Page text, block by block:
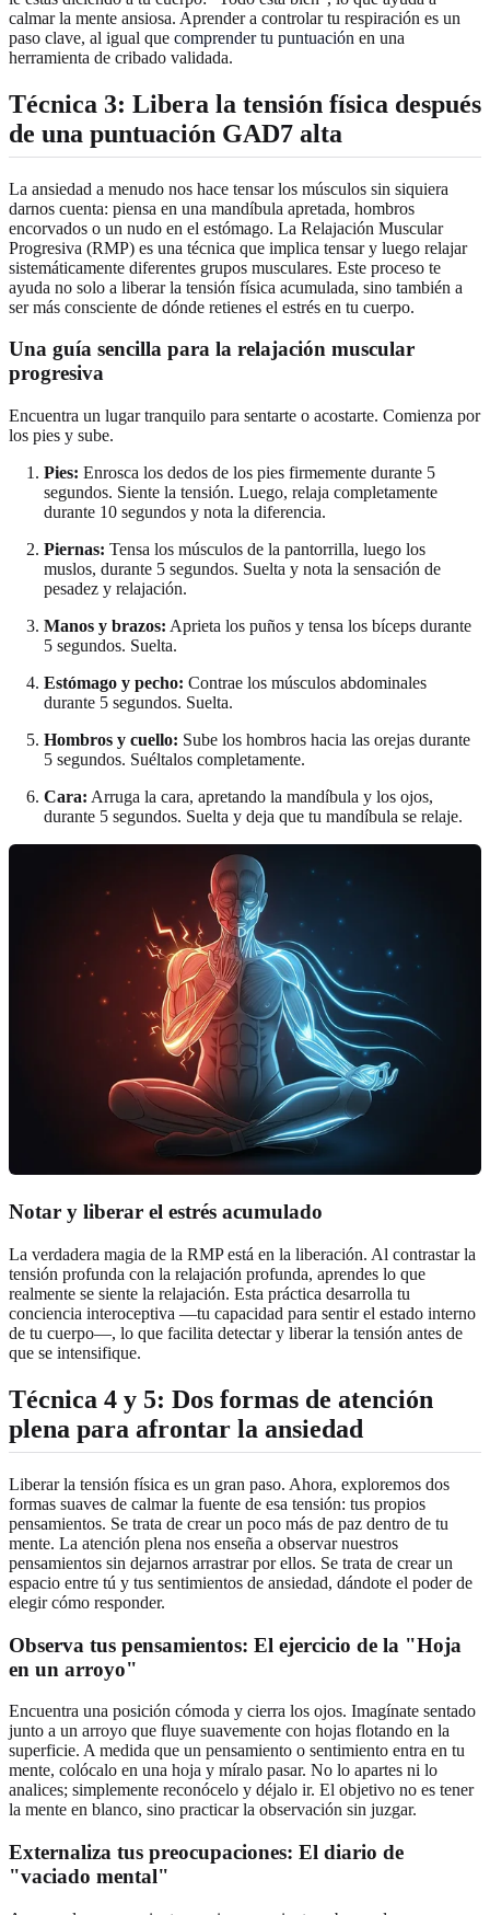
calmar la mente ansiosa. Aprender a controlar tu respiración es un
paso clave, al igual que comprender tu puntuación en una
herramienta de cribado validada.
Técnica 3: Libera la tensión física después
de una puntuación GAD7 alta
La ansiedad a menudo nos hace tensar los músculos sin siquiera
darnos cuenta: piensa en una mandíbula apretada, hombros
encorvados o un nudo en el estómago. La Relajación Muscular
Progresiva (RMP) es una técnica que implica tensar y luego relajar
sistemáticamente diferentes grupos musculares. Este proceso te
ayuda no solo a liberar la tensión física acumulada, sino también a
ser más consciente de dónde retienes el estrés en tu cuerpo.
Una guía sencilla para la relajación muscular
progresiva
Encuentra un lugar tranquilo para sentarte o acostarte. Comienza por
los pies y sube.
Pies: Enrosca los dedos de los pies firmemente durante 5
segundos. Siente la tensión. Luego, relaja completamente
durante 10 segundos y nota la diferencia.
Piernas: Tensa los músculos de la pantorrilla, luego los
muslos, durante 5 segundos. Suelta y nota la sensación de
pesadez y relajación.
Manos y brazos: Aprieta los puños y tensa los bíceps durante
5 segundos. Suelta.
Estómago y pecho: Contrae los músculos abdominales
durante 5 segundos. Suelta.
Hombros y cuello: Sube los hombros hacia las orejas durante
5 segundos. Suéltalos completamente.
Cara: Arruga la cara, apretando la mandíbula y los ojos,
durante 5 segundos. Suelta y deja que tu mandíbula se relaje.
Notar y liberar el estrés acumulado
La verdadera magia de la RMP está en la liberación. Al contrastar la
tensión profunda con la relajación profunda, aprendes lo que
realmente se siente la relajación. Esta práctica desarrolla tu
conciencia interoceptiva —tu capacidad para sentir el estado interno
de tu cuerpo—, lo que facilita detectar y liberar la tensión antes de
que se intensifique.
Técnica 4 y 5: Dos formas de atención
plena para afrontar la ansiedad
Liberar la tensión física es un gran paso. Ahora, exploremos dos
formas suaves de calmar la fuente de esa tensión: tus propios
pensamientos. Se trata de crear un poco más de paz dentro de tu
mente. La atención plena nos enseña a observar nuestros
pensamientos sin dejarnos arrastrar por ellos. Se trata de crear un
espacio entre tú y tus sentimientos de ansiedad, dándote el poder de
elegir cómo responder.
Observa tus pensamientos: El ejercicio de la "Hoja
en un arroyo"
Encuentra una posición cómoda y cierra los ojos. Imagínate sentado
junto a un arroyo que fluye suavemente con hojas flotando en la
superficie. A medida que un pensamiento o sentimiento entra en tu
mente, colócalo en una hoja y míralo pasar. No lo apartes ni lo
analices; simplemente reconócelo y déjalo ir. El objetivo no es tener
la mente en blanco, sino practicar la observación sin juzgar.
Externaliza tus preocupaciones: El diario de
"vaciado mental"